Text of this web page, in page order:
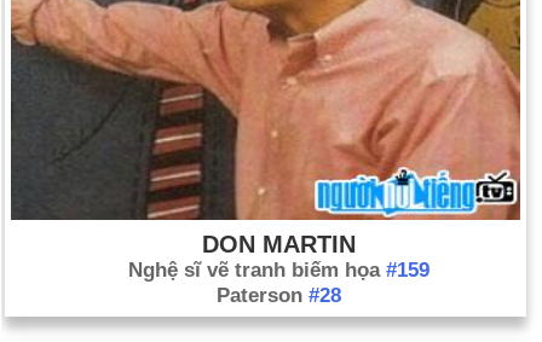
DON MARTIN
Nghệ sĩ vẽ tranh biếm họa #159
Paterson #28